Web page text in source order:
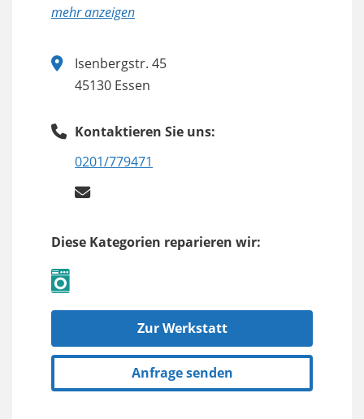
anzeigen
Isenbergstr. 45
45130 Essen
Kontaktieren Sie uns:
0201/779471
Diese Kategorien reparieren wir:
Zur Werkstatt
Anfrage senden